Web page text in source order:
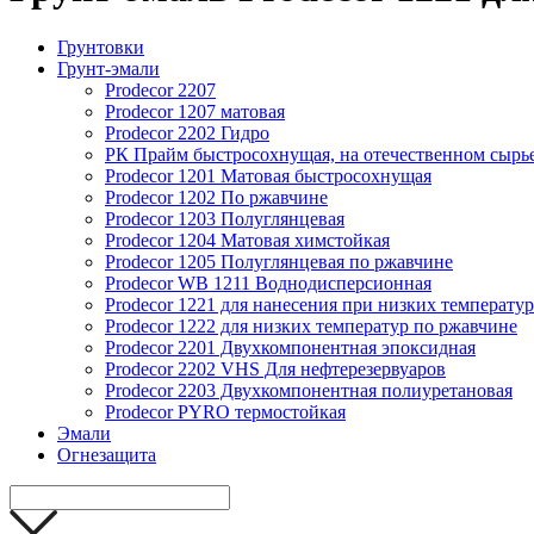
Грунтовки
Грунт-эмали
Prodecor 2207
Prodecor 1207 матовая
Prodecor 2202 Гидро
РК Прайм быстросохнущая, на отечественном
Prodecor 1201 Матовая быстросохнущая
Prodecor 1202 По ржавчине
Prodecor 1203 Полуглянцевая
Prodecor 1204 Матовая химстойкая
Prodecor 1205 Полуглянцевая по ржавчине
Prodecor WB 1211 Воднодисперсионная
Prodecor 1221 для нанесения при низких
Prodecor 1222 для низких температур по ржавчине
Prodecor 2201 Двухкомпонентная эпоксидная
Prodecor 2202 VHS Для нефтерезервуаров
Prodecor 2203 Двухкомпонентная полиуретановая
Prodecor PYRO термостойкая
Эмали
Огнезащита